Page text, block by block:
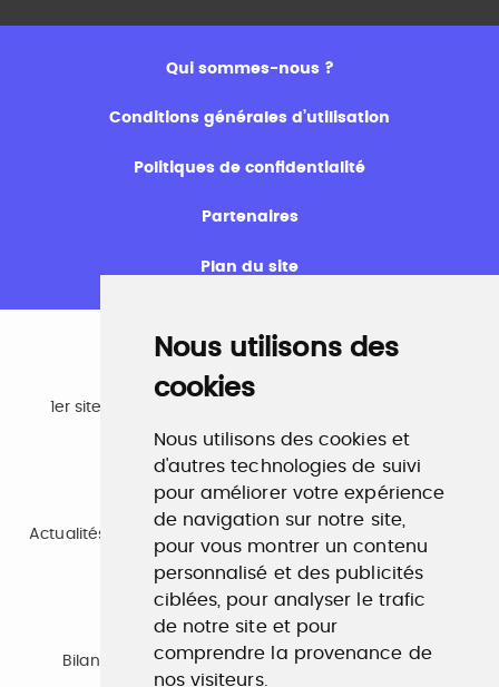
Nous utilisons des
cookies
Nous utilisons des cookies et
d'autres technologies de suivi
pour améliorer votre expérience
de navigation sur notre site,
pour vous montrer un contenu
personnalisé et des publicités
ciblées, pour analyser le trafic
de notre site et pour
comprendre la provenance de
nos visiteurs.
Qui sommes-nous ?
Conditions générales d’utilisation
Politiques de confidentialité
Partenaires
Plan du site
Emploi
1er site emploi du secteur culturel 784.000 visites et
www.profilculture.com
Formation
Actualités, guide et annuaire des formations aux métiers
de la culture.
www.profilculture-formation.com
Accompagnement professionnel
Bilan de compétences, coaching, techniques de
recherche d'emploi, entretien conseil.